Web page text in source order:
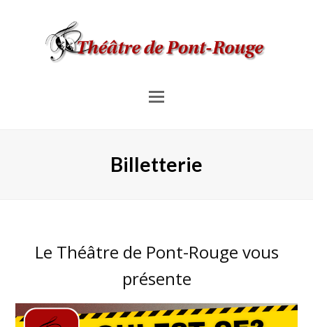
Menu
mobiles
Billetterie
Le Théâtre de Pont-Rouge vous
présente